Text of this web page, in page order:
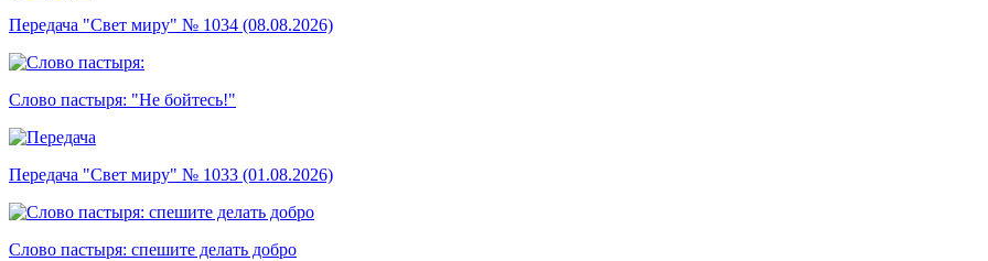
Передача "Свет миру" № 1034 (08.08.2026)
Слово пастыря: "Не бойтесь!"
Передача "Свет миру" № 1033 (01.08.2026)
Слово пастыря: спешите делать добро